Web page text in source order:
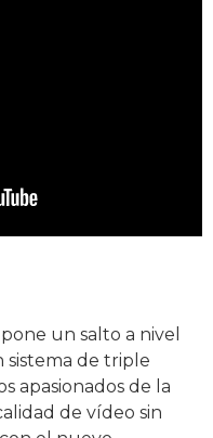
un salto a nivel
sistema de triple
apasionados de la
de vídeo sin